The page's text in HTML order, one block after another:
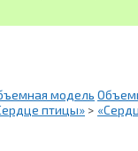
модель
птицы» >